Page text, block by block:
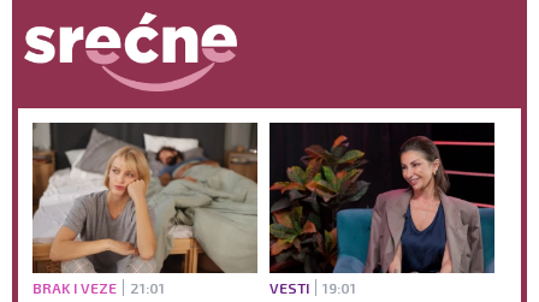
BRAK I VEZE 21:01 VESTI 19:01